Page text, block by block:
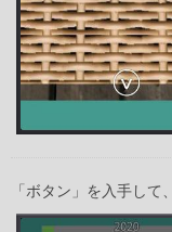
「ボタン」を入手して